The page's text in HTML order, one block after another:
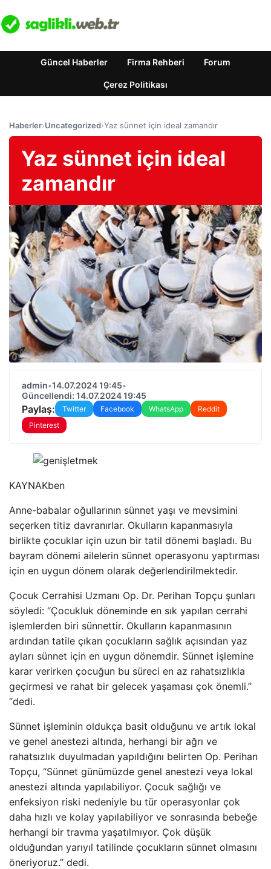
Güncel Haberler Firma Rehberi Forum
Çerez Politikası
Haberler›Uncategorized›Yaz sünnet için ideal zamandır
Yaz sünnet için ideal
zamandır
admin•14.07.2024 19:45•
Güncellendi: 14.07.2024 19:45
Paylaş: Twitter Facebook WhatsApp
Reddit
Pinterest
KAYNAKben
Anne-babalar oğullarının sünnet yaşı ve mevsimini
seçerken titiz davranırlar. Okulların kapanmasıyla
birlikte çocuklar için uzun bir tatil dönemi başladı. Bu
bayram dönemi ailelerin sünnet operasyonu yaptırması
için en uygun dönem olarak değerlendirilmektedir.
Çocuk Cerrahisi Uzmanı Op. Dr. Perihan Topçu şunları
söyledi: “Çocukluk döneminde en sık yapılan cerrahi
işlemlerden biri sünnettir. Okulların kapanmasının
ardından tatile çıkan çocukların sağlık açısından yaz
ayları sünnet için en uygun dönemdir. Sünnet işlemine
karar verirken çocuğun bu süreci en az rahatsızlıkla
geçirmesi ve rahat bir gelecek yaşaması çok önemli.”
“dedi.
Sünnet işleminin oldukça basit olduğunu ve artık lokal
ve genel anestezi altında, herhangi bir ağrı ve
rahatsızlık duyulmadan yapıldığını belirten Op. Perihan
Topçu, “Sünnet günümüzde genel anestezi veya lokal
anestezi altında yapılabiliyor. Çocuk sağlığı ve
enfeksiyon riski nedeniyle bu tür operasyonlar çok
daha hızlı ve kolay yapılabiliyor ve sonrasında bebeğe
herhangi bir travma yaşatılmıyor. Çok düşük
olduğundan yarıyıl tatilinde çocukların sünnet olmasını
öneriyoruz.” dedi.